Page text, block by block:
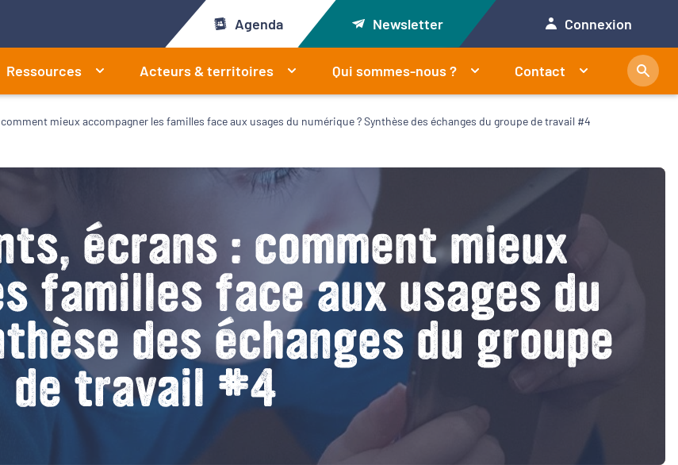
Agenda Newsletter Connexion
Ressources Acteurs & territoires Qui sommes-nous ? Contact
mieux accompagner les familles face aux usages du numérique ? Synthèse des échanges du groupe de travail #4
écrans : comment mieux
familles face aux usages du
des échanges du groupe
de travail #4